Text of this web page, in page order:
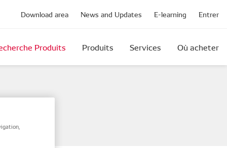
Download area News and Updates E-learning Entrer
Produits Produits Services Où acheter